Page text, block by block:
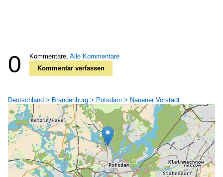
0 Kommentare, Alle Kommentare
Kommentar verfassen
Deutschland > Brandenburg > Potsdam > Nauener Vorstadt